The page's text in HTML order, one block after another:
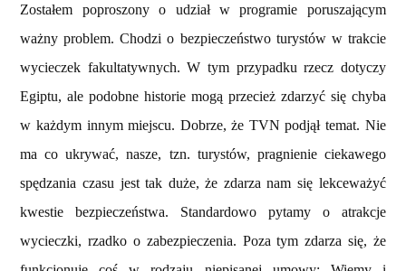
Zostałem poproszony o udział w programie poruszającym
ważny problem. Chodzi o bezpieczeństwo turystów w trakcie
wycieczek fakultatywnych. W tym przypadku rzecz dotyczy
Egiptu, ale podobne historie mogą przecież zdarzyć się chyba
w każdym innym miejscu. Dobrze, że TVN podjął temat. Nie
ma co ukrywać, nasze, tzn. turystów, pragnienie ciekawego
spędzania czasu jest tak duże, że zdarza nam się lekceważyć
kwestie bezpieczeństwa. Standardowo pytamy o atrakcje
wycieczki, rzadko o zabezpieczenia. Poza tym zdarza się, że